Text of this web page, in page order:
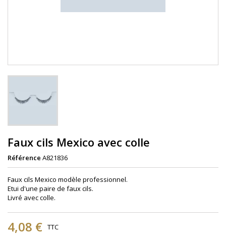
Faux cils Mexico avec colle
Référence A821836
Faux cils Mexico modèle professionnel.
Etui d'une paire de faux cils.
Livré avec colle.
4,08 € TTC